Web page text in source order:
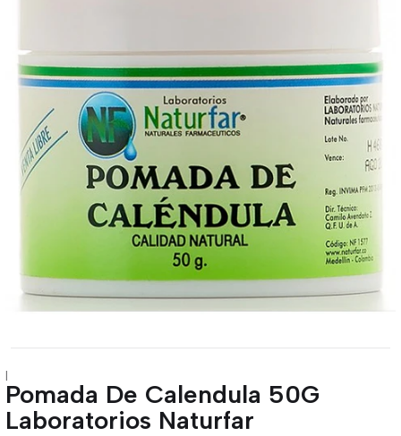
|
Pomada De Calendula 50G
Laboratorios Naturfar